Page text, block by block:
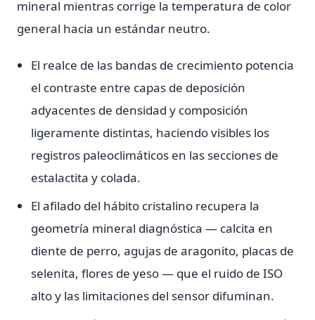
mineral mientras corrige la temperatura de color
general hacia un estándar neutro.
El realce de las bandas de crecimiento potencia
el contraste entre capas de deposición
adyacentes de densidad y composición
ligeramente distintas, haciendo visibles los
registros paleoclimáticos en las secciones de
estalactita y colada.
El afilado del hábito cristalino recupera la
geometría mineral diagnóstica — calcita en
diente de perro, agujas de aragonito, placas de
selenita, flores de yeso — que el ruido de ISO
alto y las limitaciones del sensor difuminan.